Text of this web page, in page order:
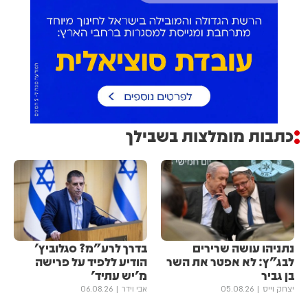
כתבות מומלצות בשבילך
נתניהו עושה שרירים
לבג"ץ: לא אפטר את השר
בן גביר
יצחק וייס 05.08.26
בדרך לרע"מ? סגלוביץ'
הודיע ללפיד על פרישה
מ'יש עתיד'
אבי וידר 06.08.26